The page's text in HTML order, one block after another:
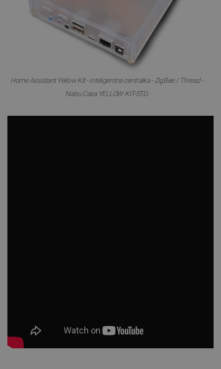
Home Assistant Yellow Kit - inteligentna centralka - ZigBee / Thread -
Nabu Casa YELLOW-KIT-STD.